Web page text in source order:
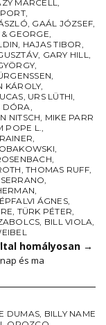
MARCELL,
,
, GAÁL JÓZSEF,
GEORGE,
, HAJAS TIBOR,
, GARY HILL,
,
,
KÁROLY,
, URS LÜTHI,
DÓRA,
NITSCH, MIKE PARR
POPE L.,
,
,
,
,THOMAS RUFF,
,
,
ÁGNES,
, TÜRK PÉTER,
, BILL VIOLA,
homályosan →
és ma
DUMAS, BILLY NAME